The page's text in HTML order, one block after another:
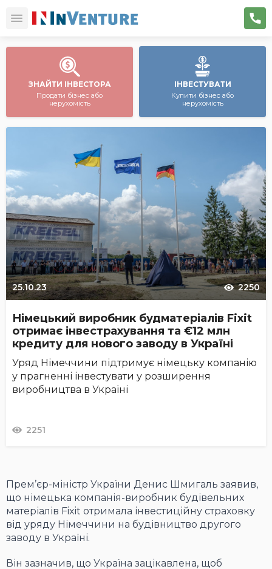
ЗНАЙТИ ІНВЕСТОРА
Продати бізнес або
нерухомість
ІНВЕСТУВАТИ
Купити бізнес або
нерухомість
25.10.23 2250
Німецький виробник будматеріалів Fixit
отримає інвестрахування та €12 млн
кредиту для нового заводу в Україні
Уряд Німеччини підтримує німецьку компанію
у прагненні інвестувати у розширення
виробництва в Україні
2251
Прем’єр-міністр України Денис Шмигаль заявив,
що німецька компанія-виробник будівельних
матеріалів Fixit отримала інвестиційну страховку
від уряду Німеччини на будівництво другого
заводу в Україні.
Він зазначив, що Україна зацікавлена, щоб